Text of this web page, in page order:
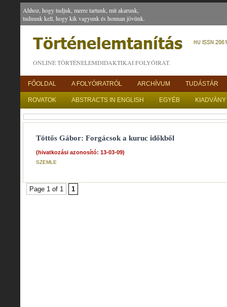
Ahhoz, hogy tudjuk, merre tartunk, mit akarunk,
tudnunk kell, hogy kik vagyunk és honnan jövünk.
ONLINE TÖRTÉNELEMDIDAKTIKAI FOLYÓIRAT.
FŐOLDAL A FOLYÓIRATRÓL ARCHÍVUM TUDÁSTÁR
ROVATOK ABSTRACTS IN ENGLISH EGYÉB
Töttős Gábor: Forgácsok a kuruc időkből
(hivatkozási azonosító: 13-03-09)
SZEMLE
Page 1 of 1 1